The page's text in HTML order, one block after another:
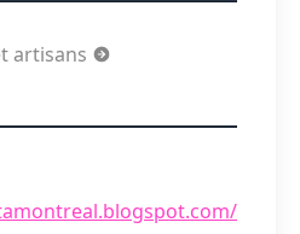
artisans